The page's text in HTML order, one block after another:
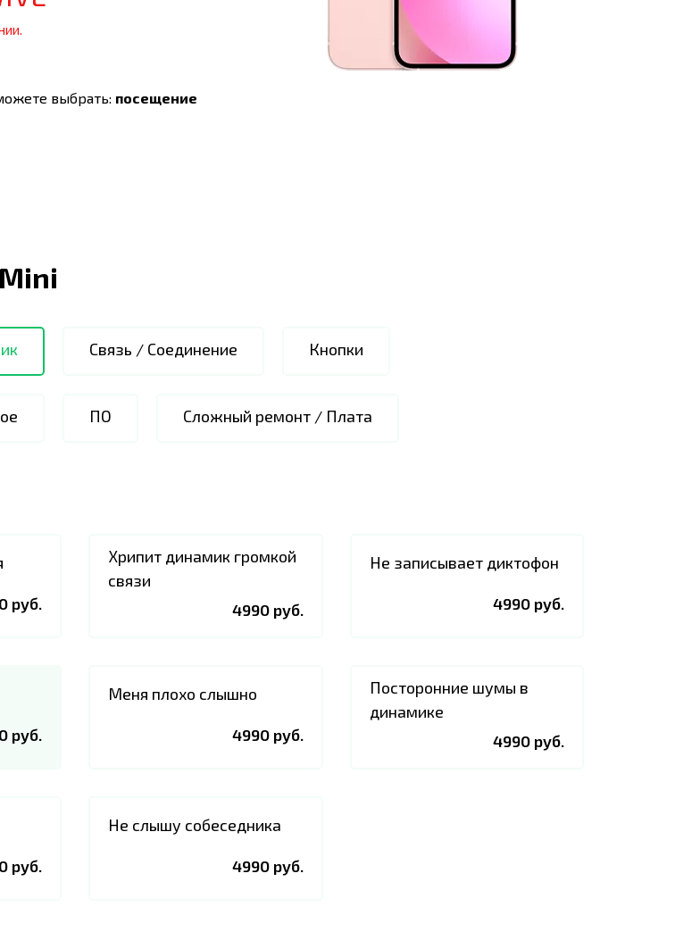
выбрать: посещение
Связь / Соединение Кнопки
ПО Сложный ремонт / Плата
руб.
Хрипит динамик громкой
связи
4990 руб.
Не записывает диктофон
4990 руб.
руб.
Меня плохо слышно
4990 руб.
Посторонние шумы в
динамике
4990 руб.
руб.
Не слышу собеседника
4990 руб.